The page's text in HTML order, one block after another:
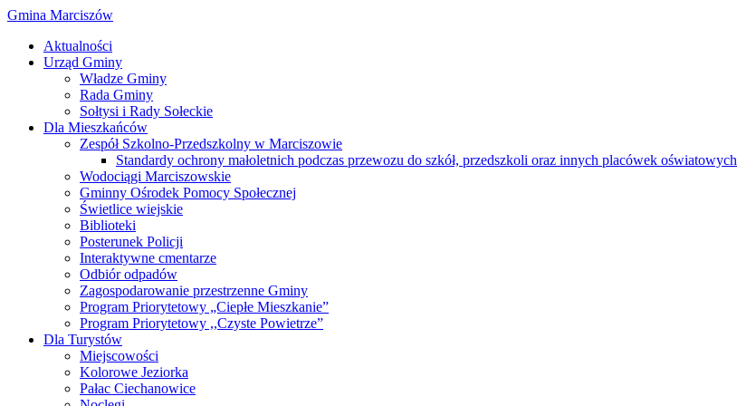
Gmina Marciszów
Aktualności
Urząd Gminy
Władze Gminy
Rada Gminy
Sołtysi i Rady Sołeckie
Dla Mieszkańców
Zespół Szkolno-Przedszkolny w Marciszowie
Standardy ochrony małoletnich podczas przewozu do szkół, przedszkoli oraz innych placówek oświatowych
Wodociągi Marciszowskie
Gminny Ośrodek Pomocy Społecznej
Świetlice wiejskie
Biblioteki
Posterunek Policji
Interaktywne cmentarze
Odbiór odpadów
Zagospodarowanie przestrzenne Gminy
Program Priorytetowy „Ciepłe Mieszkanie”
Program Priorytetowy ,,Czyste Powietrze”
Dla Turystów
Miejscowości
Kolorowe Jeziorka
Pałac Ciechanowice